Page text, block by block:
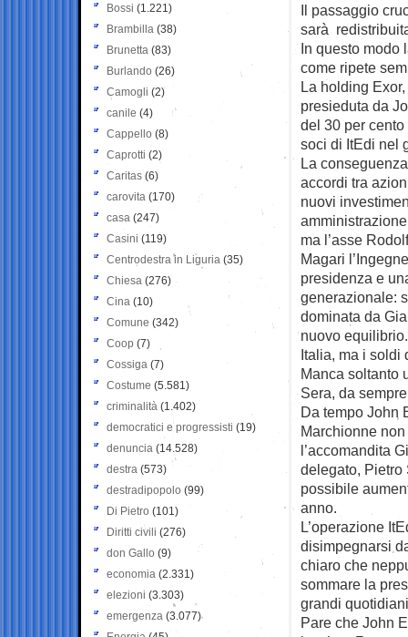
Il passaggio
sarà
In questo modo
come ripete
La holding
presieduta da
del 30 per
soci di ItEdi nel
La
accordi tra
nuovi
ma l’asse
Magari
presidenza e
generazionale:
dominata da
nuovo
Italia, ma i soldi
Manca soltanto
Sera, da
Da tempo John
Marchionne non
l’accomandita
delegato, Pietro
possibile
anno.
L’operazione
disimpegnarsi
chiaro che
sommare la
grandi
Pare che John
Bossi (1.221)
Brambilla (38)
Brunetta (83)
Burlando (26)
Camogli (2)
canile (4)
Cappello (8)
Caprotti (2)
Caritas (6)
carovita (170)
casa (247)
Casini (119)
Centrodestra in Liguria (35)
Chiesa (276)
Cina (10)
Comune (342)
Coop (7)
Cossiga (7)
Costume (5.581)
criminalità (1.402)
democratici e progressisti (19)
denuncia (14.528)
destra (573)
destradipopolo (99)
Di Pietro (101)
Diritti civili (276)
don Gallo (9)
economia (2.331)
elezioni (3.303)
emergenza (3.077)